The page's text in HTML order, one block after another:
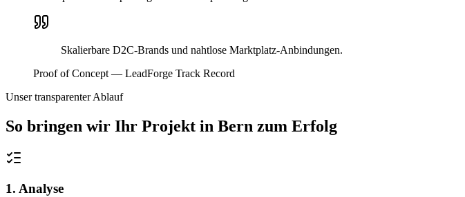
Skalierbare D2C-Brands und nahtlose Marktplatz-Anbindungen.
Proof of Concept — LeadForge Track Record
Unser transparenter Ablauf
So bringen wir Ihr Projekt in Bern zum Erfolg
1. Analyse